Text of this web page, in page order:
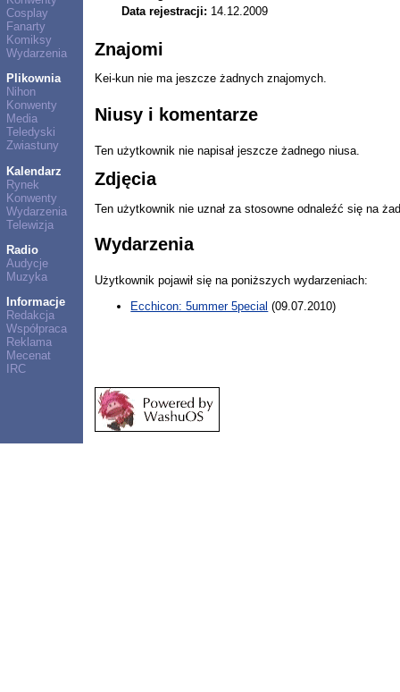
Cosplay
Fanarty
Komiksy
Wydarzenia
Plikownia
Nihon
Konwenty
Media
Teledyski
Zwiastuny
Kalendarz
Rynek
Konwenty
Wydarzenia
Telewizja
Radio
Audycje
Muzyka
Informacje
Redakcja
Współpraca
Reklama
Mecenat
IRC
Data rejestracji: 14.12.2009
Znajomi
Kei-kun nie ma jeszcze żadnych znajomych.
Niusy i komentarze
Ten użytkownik nie napisał jeszcze żadnego niusa.
Zdjęcia
Ten użytkownik nie uznał za stosowne odnaleźć się na
Wydarzenia
Użytkownik pojawił się na poniższych wydarzeniach:
Ecchicon: 5ummer 5pecial (09.07.2010)